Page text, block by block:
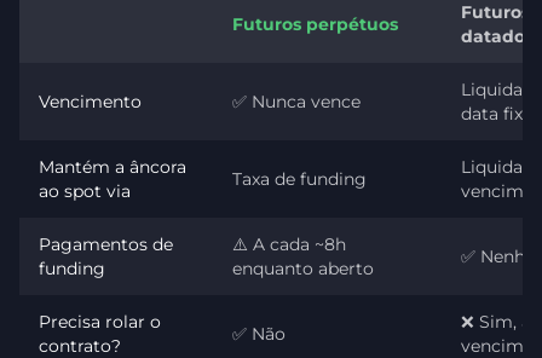
Futuros perpétuos
Futuros
datados
Vencimento ✅ Nunca vence
Liquida
data fixa
Mantém a âncora
ao spot via
Taxa de funding
Pagamentos de
funding
⚠️ A cada ~8h
enquanto aberto
✅
Precisa rolar o
contrato?
✅ Não
❌ Sim, a